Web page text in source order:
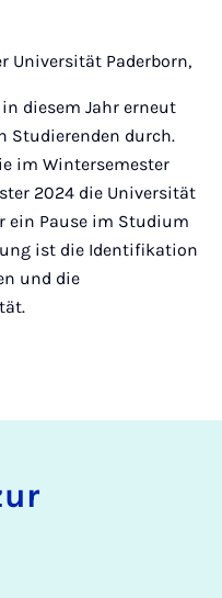
Universität Paderborn,
diesem Jahr erneut
Studierenden durch.
im Wintersemester
2024 die Universität
ein Pause im Studium
ist die Identifikation
und die